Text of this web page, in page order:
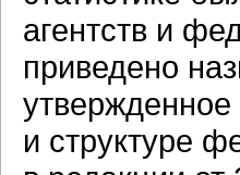
агентств и
приведено
и структуре